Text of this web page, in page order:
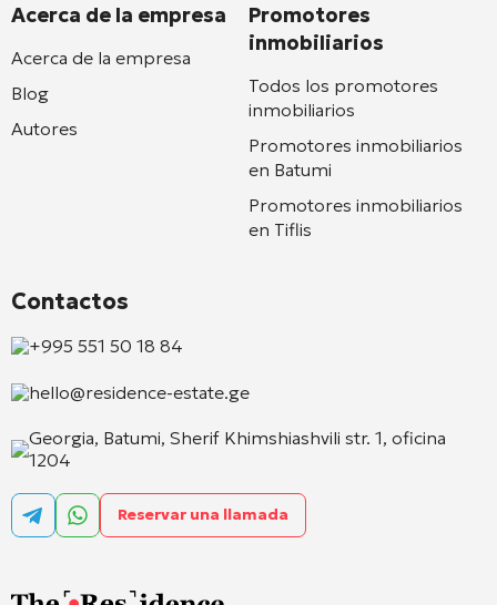
Acerca de la empresa
Acerca de la empresa
Blog
Autores
Promotores
inmobiliarios
Todos los promotores
inmobiliarios
Promotores inmobiliarios
en Batumi
Promotores inmobiliarios
en Tiflis
Contactos
+995 551 50 18 84
hello@residence-estate.ge
Georgia, Batumi, Sherif Khimshiashvili str. 1, oficina
1204
Reservar una llamada